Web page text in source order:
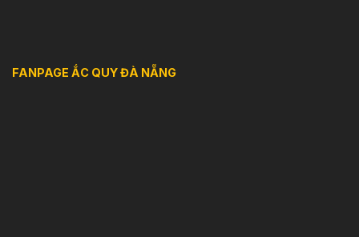
FANPAGE ẮC QUY ĐÀ NẴNG